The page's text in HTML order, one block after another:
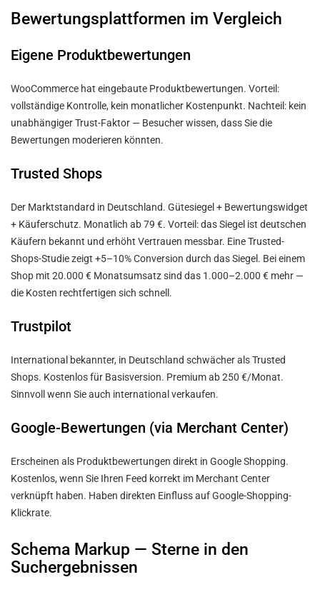
Bewertungsplattformen im Vergleich
Eigene Produktbewertungen
WooCommerce hat eingebaute Produktbewertungen. Vorteil:
vollständige Kontrolle, kein monatlicher Kostenpunkt. Nachteil: kein
unabhängiger Trust-Faktor — Besucher wissen, dass Sie die
Bewertungen moderieren könnten.
Trusted Shops
Der Marktstandard in Deutschland. Gütesiegel + Bewertungswidget
+ Käuferschutz. Monatlich ab 79 €. Vorteil: das Siegel ist deutschen
Käufern bekannt und erhöht Vertrauen messbar. Eine Trusted-
Shops-Studie zeigt +5–10% Conversion durch das Siegel. Bei einem
Shop mit 20.000 € Monatsumsatz sind das 1.000–2.000 € mehr —
die Kosten rechtfertigen sich schnell.
Trustpilot
International bekannter, in Deutschland schwächer als Trusted
Shops. Kostenlos für Basisversion. Premium ab 250 €/Monat.
Sinnvoll wenn Sie auch international verkaufen.
Google-Bewertungen (via Merchant Center)
Erscheinen als Produktbewertungen direkt in Google Shopping.
Kostenlos, wenn Sie Ihren Feed korrekt im Merchant Center
verknüpft haben. Haben direkten Einfluss auf Google-Shopping-
Klickrate.
Schema Markup — Sterne in den
Suchergebnissen